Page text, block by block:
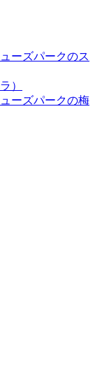
ーズパークのス
）
ーズパークの梅